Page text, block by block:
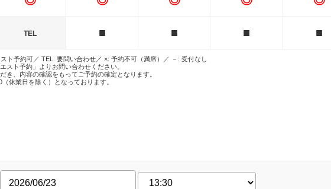
TEL ■ ■ ■ ■
予約可／ TEL: 要問い合わせ／ ×: 予約不可（満席）／ －: 受付なし
ト予約」よりお問い合わせください。
、内容の確認をもってご予約の確定となります。
休業日を除く）となっております。